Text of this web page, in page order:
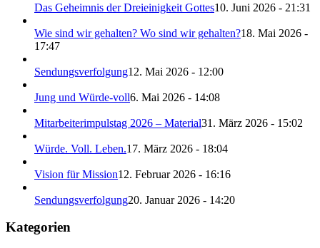
Das Geheimnis der Dreieinigkeit Gottes10. Juni 2026 - 21:31
Wie sind wir gehalten? Wo sind wir gehalten?18. Mai 2026 -
17:47
Sendungsverfolgung12. Mai 2026 - 12:00
Jung und Würde-voll6. Mai 2026 - 14:08
Mitarbeiterimpulstag 2026 – Material31. März 2026 - 15:02
Würde. Voll. Leben.17. März 2026 - 18:04
Vision für Mission12. Februar 2026 - 16:16
Sendungsverfolgung20. Januar 2026 - 14:20
Kategorien